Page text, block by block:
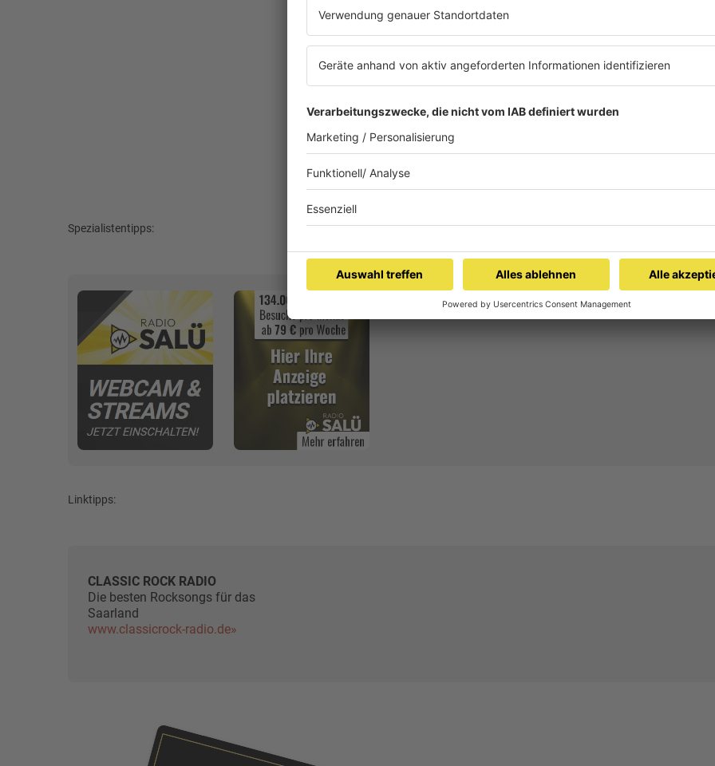
Spezialistentipps:
Linktipps:
CLASSIC ROCK RADIO
Die besten Rocksongs für das
Saarland
www.classicrock-radio.de»